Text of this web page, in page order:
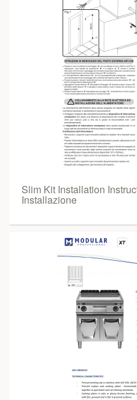
Slim Kit Installation
Installazione